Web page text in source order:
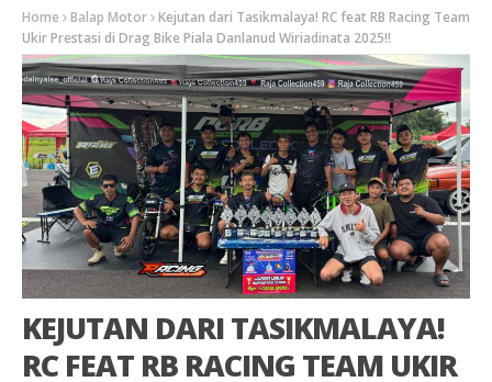
Home Balap Motor Kejutan dari Tasikmalaya! RC feat RB Racing Team
Ukir Prestasi di Drag Bike Piala Danlanud Wiriadinata 2025!!
KEJUTAN DARI TASIKMALAYA!
RC FEAT RB RACING TEAM UKIR